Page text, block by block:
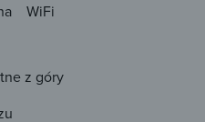
WiFi
z góry